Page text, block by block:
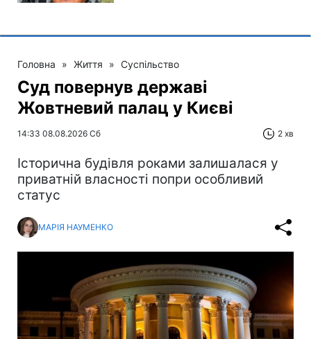
Головна » Життя » Суспільство
Суд повернув державі
Жовтневий палац у Києві
14:33 08.08.2026 Сб 2 хв
Історична будівля роками залишалася у
приватній власності попри особливий
статус
МАРІЯ НАУМЕНКО